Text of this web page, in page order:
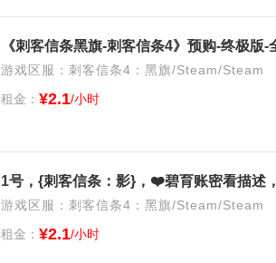
《刺客信条黑旗-刺客信条4》预购-终极版
游戏区服：刺客信条4：黑旗/Steam/Steam
租金： ¥2.1/小时
游戏区服：刺客信条4：黑旗/Steam/Steam
租金： ¥2.1/小时